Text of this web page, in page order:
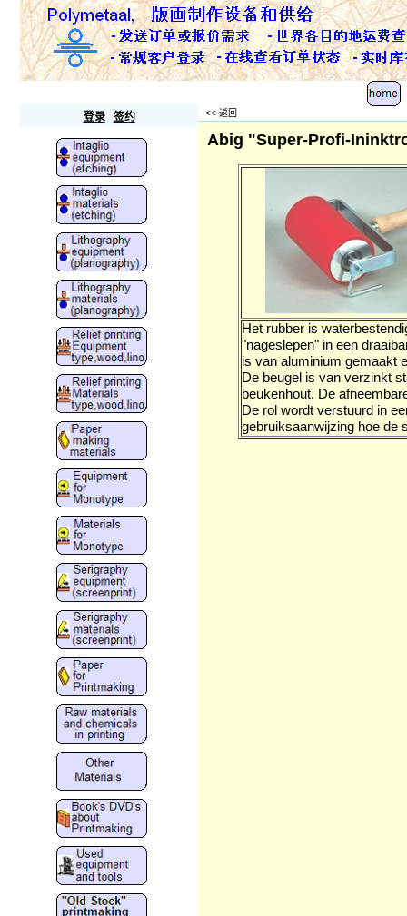
登录 签约 << 返回
Abig "Super-Profi-
Het rubber is
"nageslepen" in een
is van aluminium gemaakt
De beugel is van verzinkt
beukenhout. De
De rol wordt verstuurd in
gebruiksaanwijzing hoe de